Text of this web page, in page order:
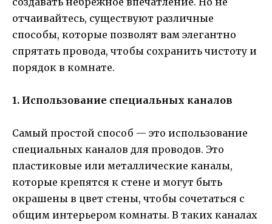
отчаивайтесь, существуют различные
способы, которые позволят вам элегантно
спрятать провода, чтобы сохранить чистоту и
порядок в комнате.
1. Использование специальных каналов
Самый простой способ — это использование
специальных каналов для проводов. Это
пластиковые или металлические каналы,
которые крепятся к стене и могут быть
окрашены в цвет стены, чтобы сочетаться с
общим интерьером комнаты. В таких каналах